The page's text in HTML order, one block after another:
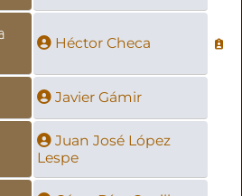
Héctor Checa
Javier Gámir
Juan José López
Lespe